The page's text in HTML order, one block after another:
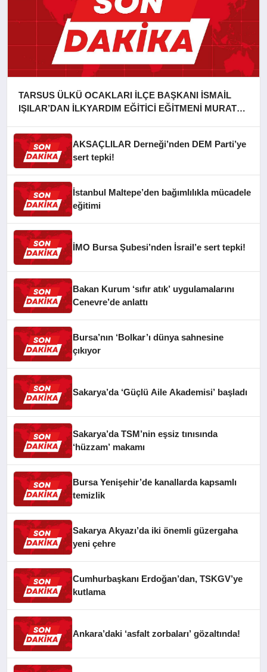
TARSUS ÜLKÜ OCAKLARI İLÇE BAŞKANI İSMAİL
IŞILAR’DAN İLKYARDIM EĞİTİCİ EĞİTMENİ MURAT
AKSAÇLILAR Derneği’nden DEM Parti’ye
sert tepki!
İstanbul Maltepe’den bağımlılıkla mücadele
eğitimi
İMO Bursa Şubesi’nden İsrail’e sert tepki!
Bakan Kurum ‘sıfır atık’ uygulamalarını
Cenevre’de anlattı
Bursa’nın ‘Bolkar’ı dünya sahnesine
çıkıyor
Sakarya’da ‘Güçlü Aile Akademisi’ başladı
Sakarya’da TSM’nin eşsiz tınısında
‘hüzzam’ makamı
Bursa Yenişehir’de kanallarda kapsamlı
temizlik
Sakarya Akyazı’da iki önemli güzergaha
yeni çehre
Cumhurbaşkanı Erdoğan’dan, TSKGV’ye
kutlama
Ankara’daki ‘asfalt zorbaları’ gözaltında!